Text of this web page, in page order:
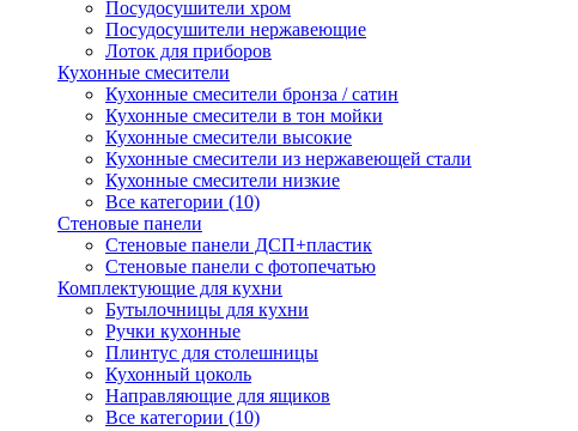
Посудосушители хром
Посудосушители нержавеющие
Лоток для приборов
Кухонные смесители
Кухонные смесители бронза / сатин
Кухонные смесители в тон мойки
Кухонные смесители высокие
Кухонные смесители из нержавеющей стали
Кухонные смесители низкие
Все категории (10)
Стеновые панели
Стеновые панели ДСП+пластик
Стеновые панели с фотопечатью
Комплектующие для кухни
Бутылочницы для кухни
Ручки кухонные
Плинтус для столешницы
Кухонный цоколь
Направляющие для ящиков
Все категории (10)